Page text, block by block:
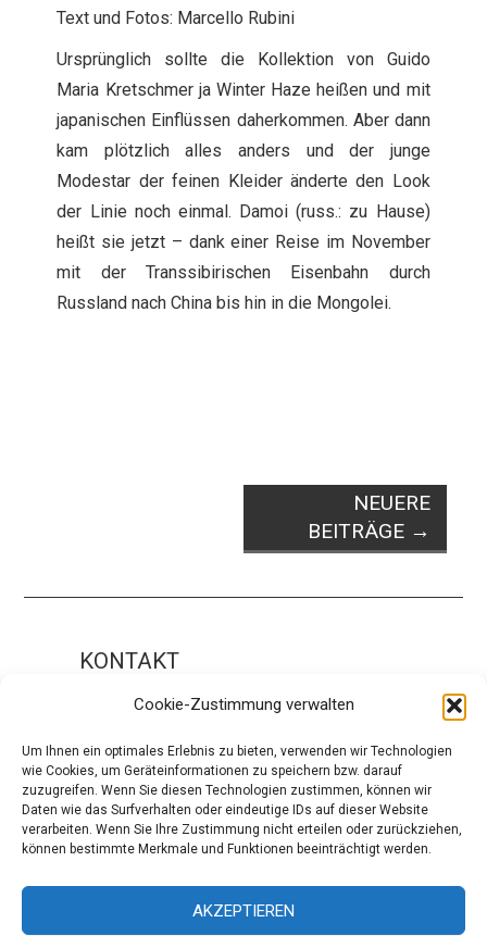
Cookie-Zustimmung verwalten
Um Ihnen ein optimales Erlebnis zu bieten, verwenden wir Technologien
wie Cookies, um Geräteinformationen zu speichern bzw. darauf
zuzugreifen. Wenn Sie diesen Technologien zustimmen, können wir
Daten wie das Surfverhalten oder eindeutige IDs auf dieser Website
verarbeiten. Wenn Sie Ihre Zustimmung nicht erteilen oder zurückziehen,
können bestimmte Merkmale und Funktionen beeinträchtigt werden.
AKZEPTIEREN
Text und Fotos: Marcello Rubini
Ursprünglich sollte die Kollektion von Guido
Maria Kretschmer ja Winter Haze heißen und mit
japanischen Einflüssen daherkommen. Aber dann
kam plötzlich alles anders und der junge
Modestar der feinen Kleider änderte den Look
der Linie noch einmal. Damoi (russ.: zu Hause)
heißt sie jetzt – dank einer Reise im November
mit der Transsibirischen Eisenbahn durch
Russland nach China bis hin in die Mongolei.
NEUERE
BEITRÄGE →
KONTAKT
Impressum
ÜBER UNS
Die Redaktion
Über modaCYCLE